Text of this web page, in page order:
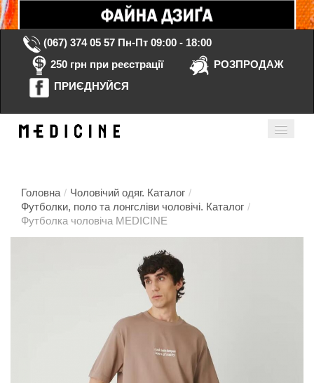
(067) 374 05 57 Пн-Пт 09:00 - 18:00
250 грн при реєстрації
РОЗПРОДАЖ
ПРИЄДНУЙСЯ
Головна / Чоловічий одяг. Каталог /
Футболки, поло та лонгсліви чоловічі. Каталог /
Футболка чоловіча MEDICINE